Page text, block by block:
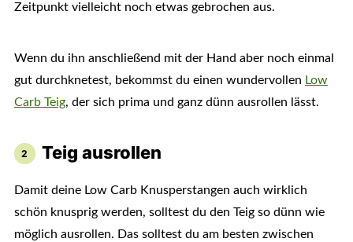
Zeitpunkt vielleicht noch etwas gebrochen aus.
Wenn du ihn anschließend mit der Hand aber noch einmal
gut durchknetest, bekommst du einen wundervollen Low
Carb Teig, der sich prima und ganz dünn ausrollen lässt.
Teig ausrollen
Damit deine Low Carb Knusperstangen auch wirklich
schön knusprig werden, solltest du den Teig so dünn wie
möglich ausrollen. Das solltest du am besten zwischen